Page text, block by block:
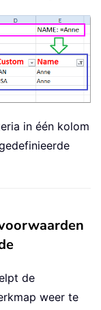
in één kolom
de
weer te